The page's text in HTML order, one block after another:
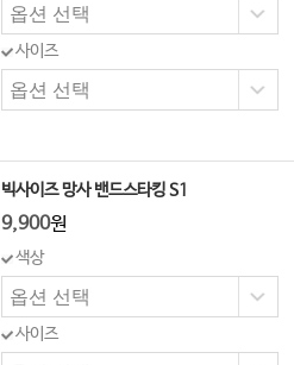
사이즈
빅사이즈 망사 밴드스타킹 S1
9,900원
색상
사이즈